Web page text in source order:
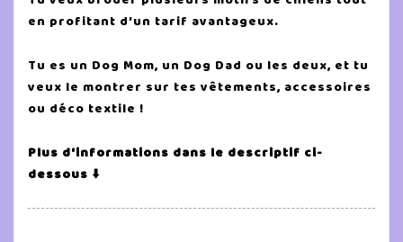
en profitant d’un tarif avantageux.
Tu es un Dog Mom, un Dog Dad ou les deux, et tu
veux le montrer sur tes vêtements, accessoires
ou déco textile !
Plus d'informations dans le descriptif ci-
dessous ⬇️